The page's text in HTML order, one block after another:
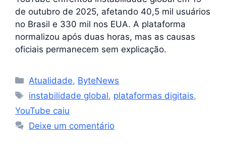
de outubro de 2025, afetando 40,5 mil usuários
no Brasil e 330 mil nos EUA. A plataforma
normalizou após duas horas, mas as causas
oficiais permanecem sem explicação.
Categorias
Atualidade, ByteNews
Tags
instabilidade global, plataformas digitais,
YouTube caiu
Deixe um comentário